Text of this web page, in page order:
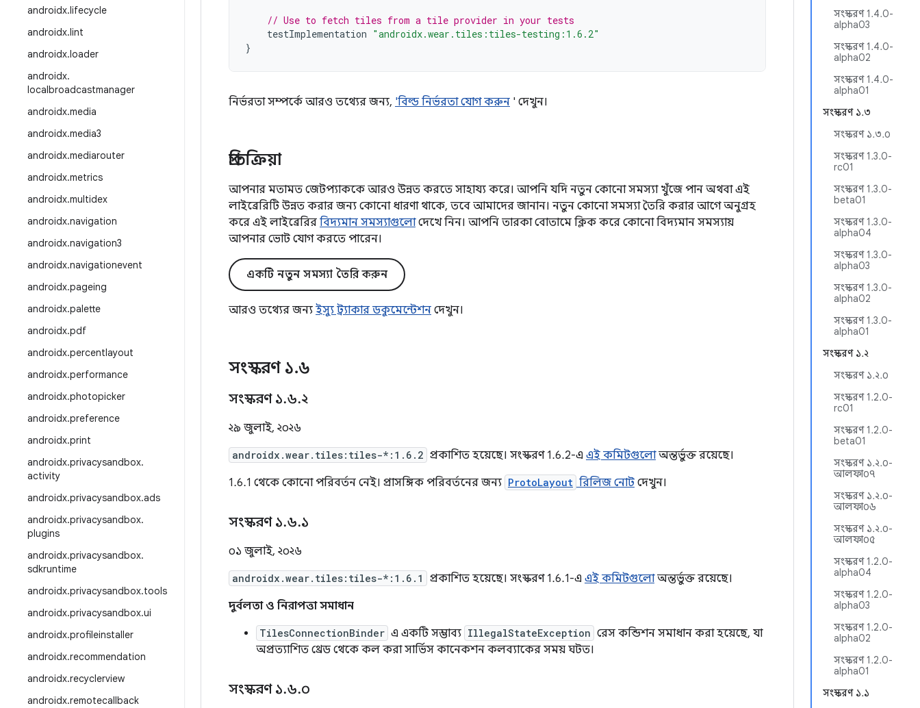
androidx.lifecycle
androidx.lint
androidx.loader
androidx.
localbroadcastmanager
androidx.media
androidx.media3
androidx.mediarouter
androidx.metrics
androidx.multidex
androidx.navigation
androidx.navigation3
androidx.navigationevent
androidx.pageing
androidx.palette
androidx.pdf
androidx.percentlayout
androidx.performance
androidx.photopicker
androidx.preference
androidx.print
androidx.privacysandbox.
activity
androidx.privacysandbox.ads
androidx.privacysandbox.
plugins
androidx.privacysandbox.
sdkruntime
androidx.privacysandbox.tools
androidx.privacysandbox.ui
androidx.profileinstaller
androidx.recommendation
androidx.recyclerview
androidx.remotecallback
সংস্করণ 1.4.0-
alpha03
সংস্করণ 1.4.0-
alpha02
সংস্করণ 1.4.0-
alpha01
সংস্করণ ১.৩
সংস্করণ ১.৩.০
সংস্করণ 1.3.0-
rc01
সংস্করণ 1.3.0-
beta01
সংস্করণ 1.3.0-
alpha04
সংস্করণ 1.3.0-
alpha03
সংস্করণ 1.3.0-
alpha02
সংস্করণ 1.3.0-
alpha01
সংস্করণ ১.২
সংস্করণ ১.২.০
সংস্করণ 1.2.0-
rc01
সংস্করণ 1.2.0-
beta01
সংস্করণ ১.২.০-
আলফা০৭
সংস্করণ ১.২.০-
আলফা০৬
সংস্করণ ১.২.০-
আলফা০৫
সংস্করণ 1.2.0-
alpha04
সংস্করণ 1.2.0-
alpha03
সংস্করণ 1.2.0-
alpha02
সংস্করণ 1.2.0-
alpha01
সংস্করণ ১.১
// Use to fetch tiles from a tile provider in your tests
testImplementation "androidx.wear.tiles:tiles-testing:1.6.2"
}
নির্ভরতা সম্পর্কে আরও তথ্যের জন্য, 'বিল্ড নির্ভরতা যোগ করুন ' দেখুন।
প্রতিক্রিয়া
আপনার মতামত জেটপ্যাককে আরও উন্নত করতে সাহায্য করে। আপনি যদি নতুন কোনো সমস্যা খুঁজে পান অথবা এই
লাইব্রেরিটি উন্নত করার জন্য কোনো ধারণা থাকে, তবে আমাদের জানান। নতুন কোনো সমস্যা তৈরি করার আগে অনুগ্রহ
করে এই লাইব্রেরির বিদ্যমান সমস্যাগুলোদেখে নিন। আপনি তারকা বোতামে ক্লিক করে কোনো বিদ্যমান সমস্যায়
আপনার ভোট যোগ করতে পারেন।
একটি নতুন সমস্যা তৈরি করুন
আরও তথ্যের জন্য ইস্যু ট্র্যাকার ডকুমেন্টেশন দেখুন।
সংস্করণ ১.৬
সংস্করণ ১.৬.২
২৯ জুলাই, ২০২৬
androidx.wear.tiles:tiles-*:1.6.2 প্রকাশিত হয়েছে। সংস্করণ 1.6.2-এ এই কমিটগুলোঅন্তর্ভুক্ত রয়েছে।
1.6.1 থেকে কোনো পরিবর্তন নেই। প্রাসঙ্গিক পরিবর্তনের জন্য ProtoLayout রিলিজ নোট দেখুন।
সংস্করণ ১.৬.১
০১ জুলাই, ২০২৬
androidx.wear.tiles:tiles-*:1.6.1 প্রকাশিত হয়েছে। সংস্করণ 1.6.1-এ এই কমিটগুলোঅন্তর্ভুক্ত রয়েছে।
দুর্বলতা ও নিরাপত্তা সমাধান
TilesConnectionBinder এ একটি সম্ভাব্য IllegalStateException রেস কন্ডিশন সমাধান করা হয়েছে, যা
অপ্রত্যাশিত থ্রেড থেকে কল করা সার্ভিস কানেকশন কলব্যাকের সময় ঘটত।
সংস্করণ ১.৬.০